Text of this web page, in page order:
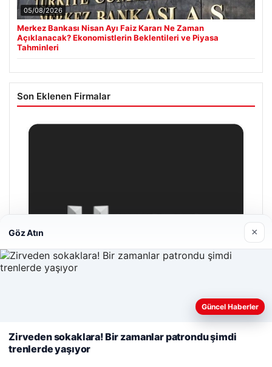
05/08/2026
Merkez Bankası Nisan Ayı Faiz Kararı Ne Zaman
Açıklanacak? Ekonomistlerin Beklentileri ve Piyasa
Tahminleri
Son Eklenen Firmalar
Web sitemizi nasıl kullandığınızı daha iyi anlayabilmek,
kullanıyoruz.
Çerez Politikamız
Reddet Kabul Et
Göz Atın ×
Güncel Haberler
Zirveden sokaklara! Bir zamanlar patrondu şimdi
trenlerde yaşıyor